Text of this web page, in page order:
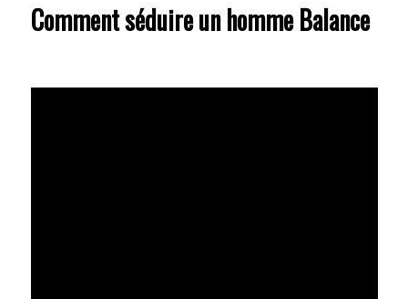
Comment séduire un homme Balance